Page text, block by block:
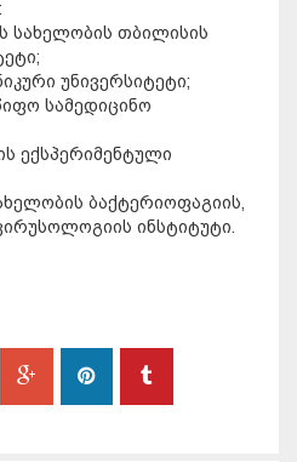
სახელობის თბილისის
უნივერსიტეტი;
სამედიცინო
ექსპერიმენტული
ბაქტერიოფაგიის,
ინსტიტუტი.